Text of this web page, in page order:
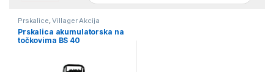
Prskalice,Villager Akcija
Prskalica akumulatorska na
točkovima BS 40